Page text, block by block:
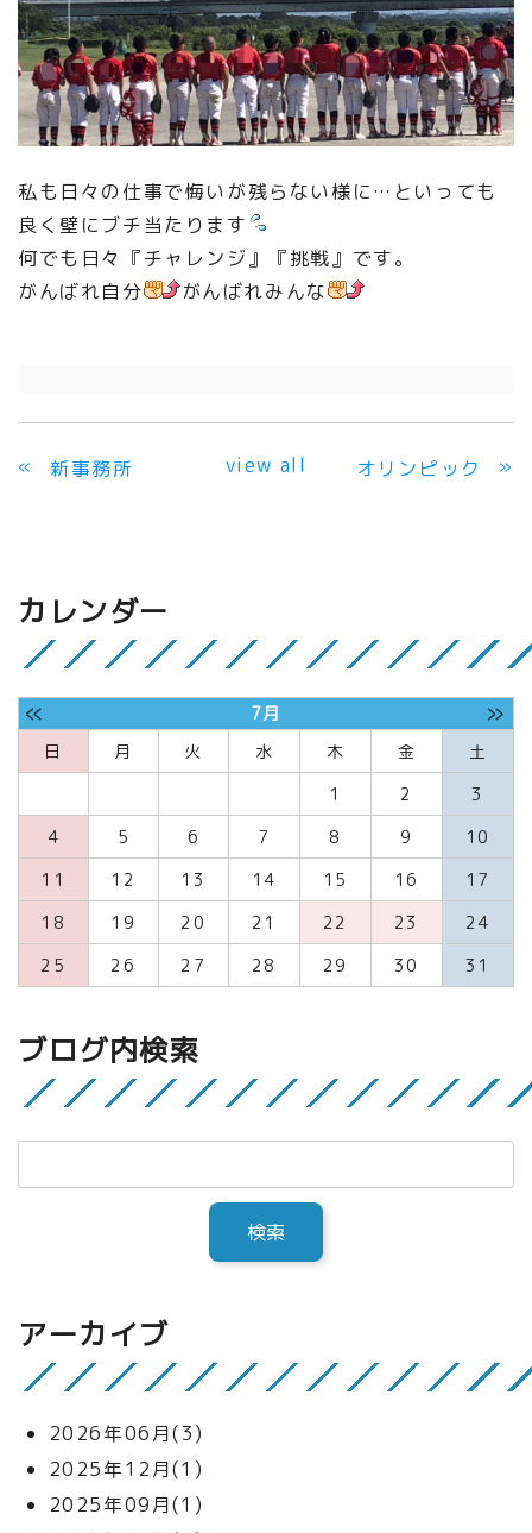
私も日々の仕事で悔いが残らない様に…といっても
良く壁にブチ当たります
何でも日々『チャレンジ』『挑戦』です。
がんばれ自分
がんばれみんな
« 新事務所 view all オリンピック »
カレンダー
« 7月 »
日 月 火 水 木 金
土
1
2
3
4
5 6 7 8 9
10
11
12 13 14 15 16
17
18
19 20 21 22 23
24
25
26 27 28 29 30 31
ブログ内検索
アーカイブ
2026年06月(3)
2025年12月(1)
2025年09月(1)